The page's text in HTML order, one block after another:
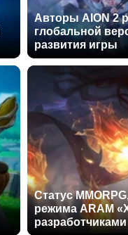
Авторы AION 2
глобальной
развития игры
Статус
режима ARAM